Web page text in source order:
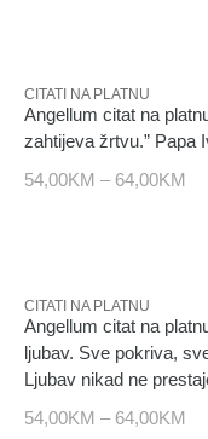
CITATI NA PLATNU
Angellum citat na
zahtijeva žrtvu.” Papa
54,00KM – 64,00KM
CITATI NA PLATNU
Angellum citat na
ljubav. Sve pokriva,
Ljubav nikad ne
54,00KM – 64,00KM